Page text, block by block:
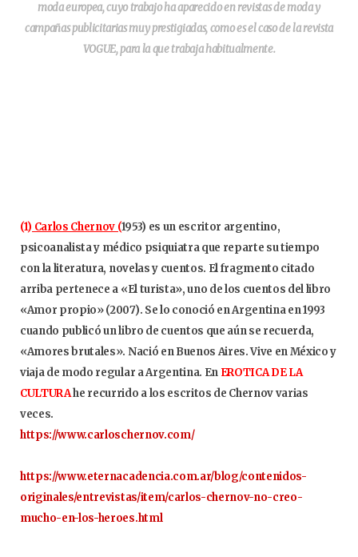
moda europea, cuyo trabajo ha aparecido en revistas de moda y
campañas publicitarias muy prestigiadas, como es el caso de la revista
VOGUE, para la que trabaja habitualmente.
(1) Carlos Chernov (1953) es un escritor argentino,
psicoanalista y médico psiquiatra que reparte su tiempo
con la literatura, novelas y cuentos. El fragmento citado
arriba pertenece a «El turista», uno de los cuentos del libro
«Amor propio» (2007). Se lo conoció en Argentina en 1993
cuando publicó un libro de cuentos que aún se recuerda,
«Amores brutales». Nació en Buenos Aires. Vive en México y
viaja de modo regular a Argentina. En EROTICA DE LA
CULTURAhe recurrido a los escritos de Chernov varias
veces.
https://www.carloschernov.com/
https://www.eternacadencia.com.ar/blog/contenidos-
originales/entrevistas/item/carlos-chernov-no-creo-
mucho-en-los-heroes.html